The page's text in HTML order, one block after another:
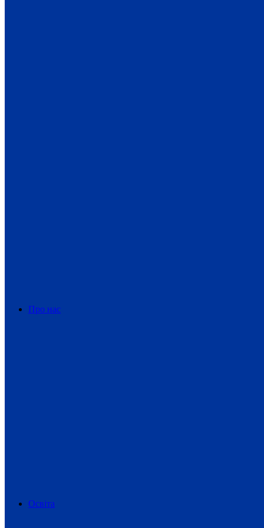
Про нас
Освіта